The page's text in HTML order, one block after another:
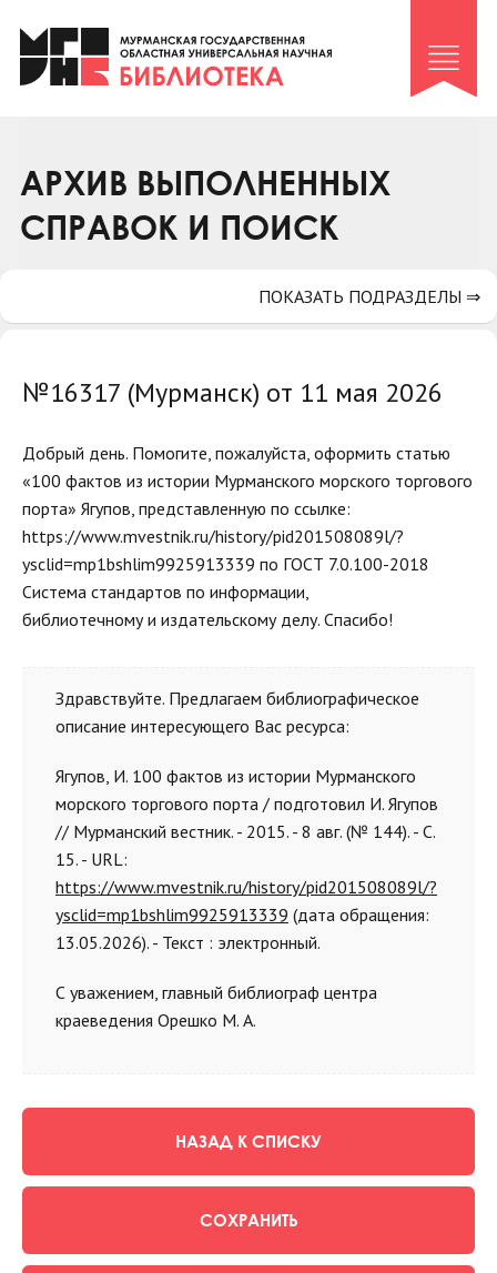
Клуб «Гиря и сельдерей»
Клуб «Семейный архив»
Коллегам
Контакты
АРХИВ ВЫПОЛНЕННЫХ
СПРАВОК И ПОИСК
№16317 (Мурманск) от 11 мая 2026
Добрый день. Помогите, пожалуйста, оформить статью
«100 фактов из истории Мурманского морского торгового
порта» Ягупов, представленную по ссылке:
https://www.mvestnik.ru/history/pid201508089l/?
ysclid=mp1bshlim9925913339 по ГОСТ 7.0.100-2018
Система стандартов по информации,
библиотечному и издательскому делу. Спасибо!
Здравствуйте. Предлагаем библиографическое
описание интересующего Вас ресурса:
Ягупов, И. 100 фактов из истории Мурманского
морского торгового порта / подготовил И. Ягупов
// Мурманский вестник. - 2015. - 8 авг. (№ 144). - С.
15. - URL:
https://www.mvestnik.ru/history/pid201508089l/?
ysclid=mp1bshlim9925913339 (дата обращения:
13.05.2026). - Текст : электронный.
С уважением, главный библиограф центра
краеведения Орешко М. А.
НАЗАД К СПИСКУ
СОХРАНИТЬ
ПОКАЗАТЬ ПОДРАЗДЕЛЫ ⇒